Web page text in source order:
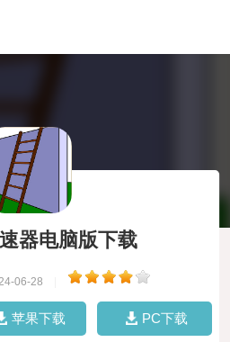
器电脑版下载
06-28
苹果下载 PC下载